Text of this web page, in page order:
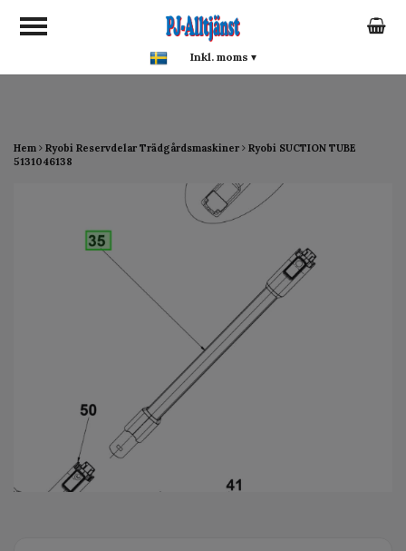
google-site-verification:
google0142a1f5f0015a93.html
Hem Ryobi Reservdelar Trädgårdsmaskiner
Ryobi SUCTION TUBE
5131046138
Inkl. moms ▾